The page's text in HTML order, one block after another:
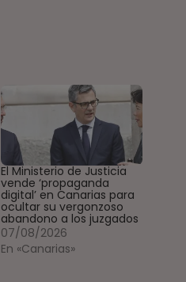
El Ministerio de Justicia
vende ‘propaganda
digital’ en Canarias para
ocultar su vergonzoso
abandono a los juzgados
07/08/2026
En «Canarias»